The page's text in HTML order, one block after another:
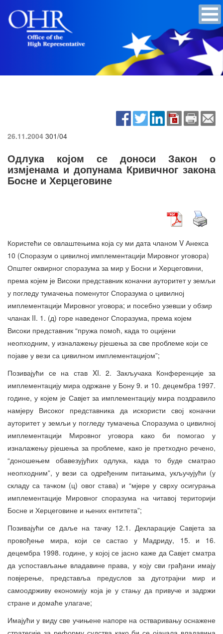
26.11.2004 301/04
Одлукa којом се доноси Закон о
измјенама и допунама Кривичног закона
Босне и Херцеговине
Користећи се овлаштењима која су ми дата чланом V Анекса
10 (Споразум о цивилној имплементацији Мировног уговора)
Општег оквирног споразума за мир у Босни и Херцеговини,
према којем је Високи представник коначни ауторитет у земљи
у погледу тумачења поменутог Споразума о цивилној
имплементацији Мировног уговора; и посебно узевши у обзир
чланак II. 1. (д) горе наведеног Споразума, према којем
Високи представник “пружа помоћ, када то оцијени
неопходним, у изналажењу рјешења за све проблеме који се
појаве у вези са цивилном имплементацијом”;
Позивајући се на став XI. 2. Закључака Конференције за
имплементацију мира одржане у Бону 9. и 10. децембра 1997.
године, у којем је Савјет за имплементацију мира поздравило
намјеру Високог представника да искористи свој коначни
ауторитет у земљи у погледу тумачења Споразума о цивилној
имплементацији Мировног уговора како би помогао у
изналажењу рјешења за проблеме, како је претходно речено,
“доношењем обавезујућих одлука, када то буде сматрао
неопходним”, у вези са одређеним питањима, укључујући (у
складу са тачком (ц) овог става) и “мјере у сврху осигурања
имплементације Мировног споразума на читавој територији
Босне и Херцеговине и њених ентитета”;
Позивајући се даље на тачку 12.1. Декларације Савјета за
провођење мира, који се састао у Мадриду, 15. и 16.
децембра 1998. године, у којој се јасно каже да Савјет сматра
да успостављање владавине права, у коју сви грађани имају
повјерење, представља предуслов за дуготрајни мир и
самоодрживу економију која је у стању да привуче и задржи
стране и домаће улагаче;
Имајући у виду све учињене напоре на остваривању оснажене